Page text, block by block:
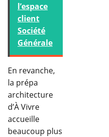
l’espace
client
Société
Générale
En revanche,
la prépa
architecture
d’À Vivre
accueille
beaucoup plus